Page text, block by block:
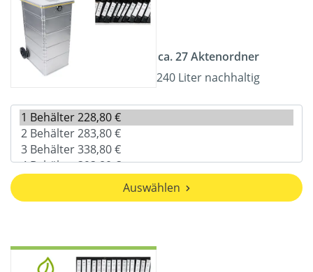
ca. 27 Aktenordner
240 Liter nachhaltig
Auswählen